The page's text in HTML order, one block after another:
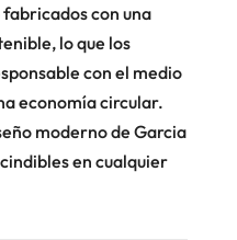
con una
lo que los
con el medio
economía circular.
moderno de Garcia
en cualquier